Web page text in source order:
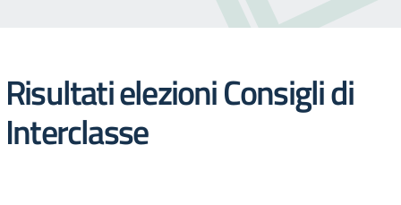
Risultati elezioni Consigli di
Interclasse